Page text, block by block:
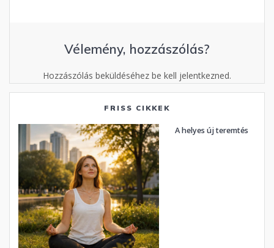
Vélemény, hozzászólás?
Hozzászólás beküldéséhez be kell jelentkezned.
FRISS CIKKEK
A helyes új teremtés